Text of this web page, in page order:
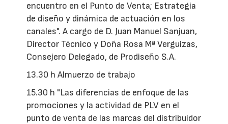
encuentro en el Punto de Venta; Estrategia
de diseño y dinámica de actuación en los
canales". A cargo de D. Juan Manuel Sanjuan,
Director Técnico y Doña Rosa Mª Verguizas,
Consejero Delegado, de Prodiseño S.A.
13.30 h Almuerzo de trabajo
15.30 h "Las diferencias de enfoque de las
promociones y la actividad de PLV en el
punto de venta de las marcas del distribuidor